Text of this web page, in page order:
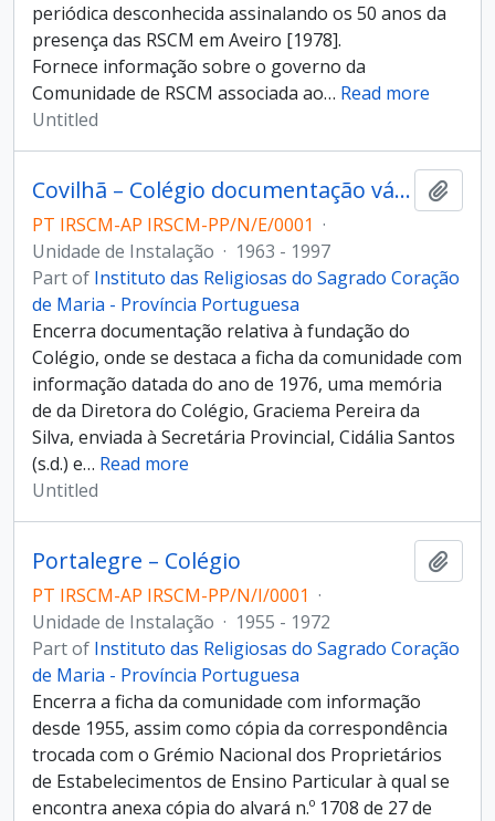
periódica desconhecida assinalando os 50 anos da
presença das RSCM em Aveiro [1978].
Fornece informação sobre o governo da
Comunidade de RSCM associada ao… Read more
Untitled
Covilhã – Colégio documentação vária
PT IRSCM-AP IRSCM-PP/N/E/0001 ·
Unidade de Instalação · 1963 - 1997
Part of Instituto das Religiosas do Sagrado Coração
de Maria - Província Portuguesa
Encerra documentação relativa à fundação do
Colégio, onde se destaca a ficha da comunidade com
informação datada do ano de 1976, uma memória
de da Diretora do Colégio, Graciema Pereira da
Silva, enviada à Secretária Provincial, Cidália Santos
(s.d.) e… Read more
Untitled
Portalegre – Colégio
PT IRSCM-AP IRSCM-PP/N/I/0001 ·
Unidade de Instalação · 1955 - 1972
Part of Instituto das Religiosas do Sagrado Coração
de Maria - Província Portuguesa
Encerra a ficha da comunidade com informação
desde 1955, assim como cópia da correspondência
trocada com o Grémio Nacional dos Proprietários
de Estabelecimentos de Ensino Particular à qual se
encontra anexa cópia do alvará n.º 1708 de 27 de